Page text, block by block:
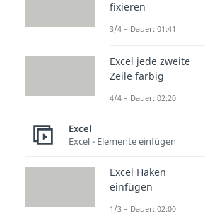
Struktur der
bleibt. Dann
Benutzer keine
löschen,
Du findest sie im
Excel Blatt
Blattschutz
festlegen, welche
fixieren
3/4 – Dauer: 01:41
Excel jede zweite
Zeile farbig
4/4 – Dauer: 02:20
Excel
Excel - Elemente einfügen
Excel Haken
einfügen
1/3 – Dauer: 02:00